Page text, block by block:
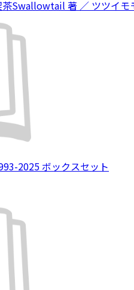
茶Swallowtail 著 ／ ツツイ
2025 ボックスセット